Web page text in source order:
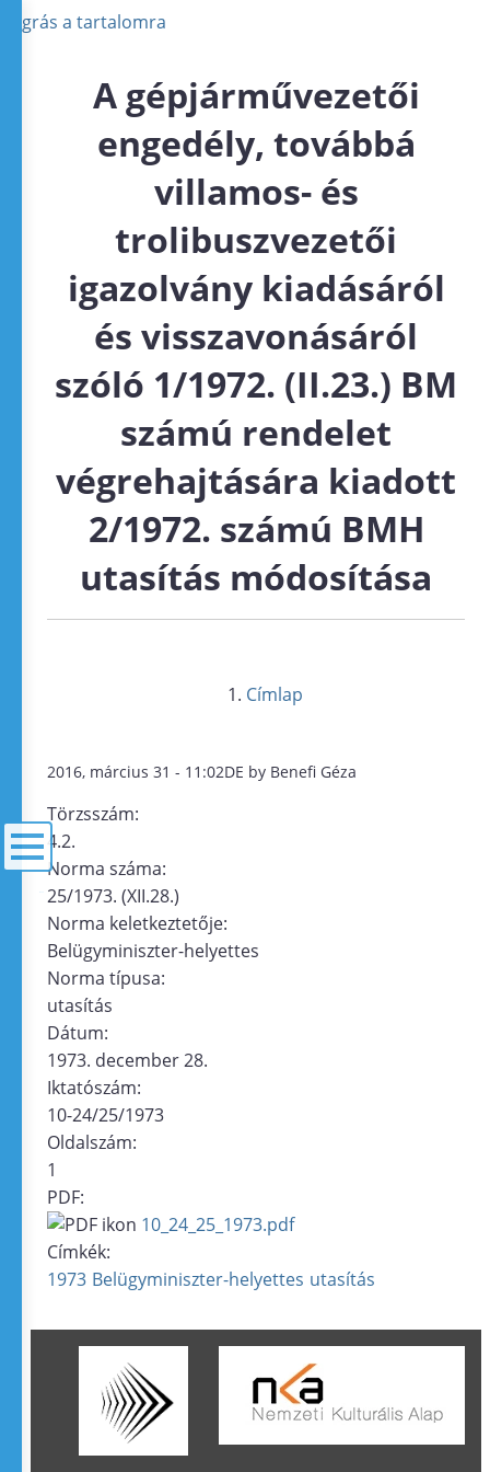
Ugrás a tartalomra
A gépjárművezetői
engedély, továbbá
villamos- és
trolibuszvezetői
igazolvány kiadásáról
és visszavonásáról
szóló 1/1972. (II.23.) BM
számú rendelet
végrehajtására kiadott
2/1972. számú BMH
utasítás módosítása
Címlap
2016, március 31 - 11:02DE by Benefi Géza
Törzsszám:
4.2.
Norma száma:
25/1973. (XII.28.)
Norma keletkeztetője:
Belügyminiszter-helyettes
Norma típusa:
utasítás
Dátum:
1973. december 28.
Iktatószám:
10-24/25/1973
Oldalszám:
1
PDF:
10_24_25_1973.pdf
Címkék:
1973 Belügyminiszter-helyettes utasítás